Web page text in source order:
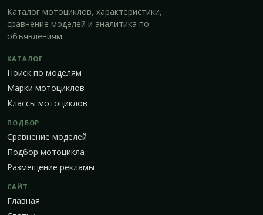
Каталог мотоциклов, характеристики,
сравнение моделей и аналитика по
объявлениям.
КАТАЛОГ
Поиск по моделям
Марки мотоциклов
Классы мотоциклов
ПОДБОР
Сравнение моделей
Подбор мотоцикла
Размещение рекламы
САЙТ
Главная